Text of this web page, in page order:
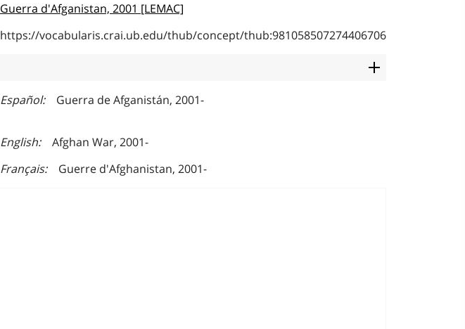
Guerra d'Afganistan, 2001 [LEMAC]
https://vocabularis.crai.ub.edu/thub/concept/thub:981058507274406706
Español Guerra de Afganistán, 2001-
English
Afghan War, 2001-
Français
Guerre d'Afghanistan, 2001-